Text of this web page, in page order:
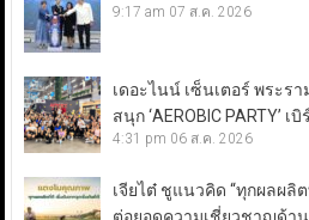
9:17 am 07 ส.ค. 2026
เดอะไนน์ เซ็นเตอร์ พระร
สนุก ‘AEROBIC PARTY’
4:31 pm 06 ส.ค. 2026
เจียไต๋ ชูแนวคิด “ทุกผลผลิ
ต่อยอดความเชี่ยวชาญด้า